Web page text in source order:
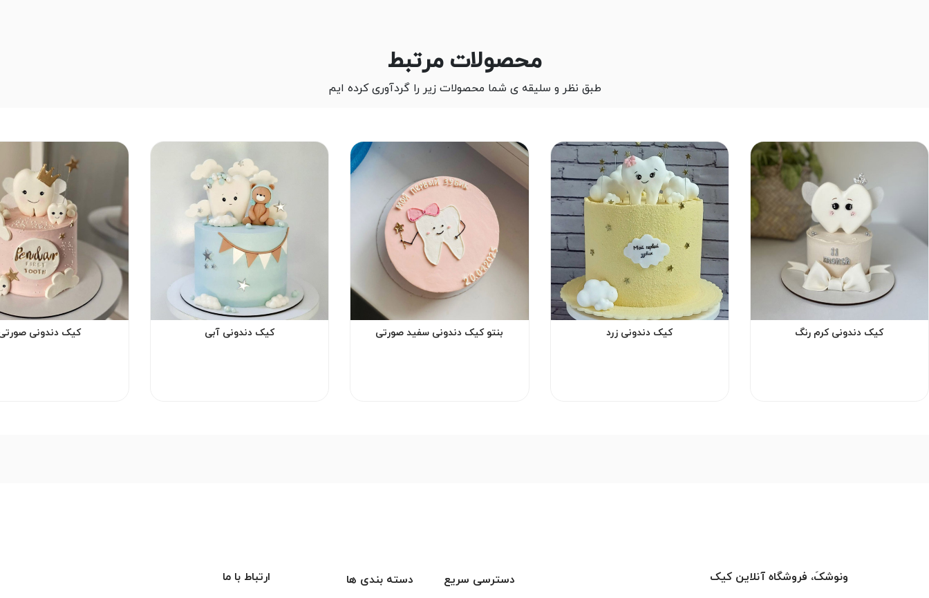
محصولات مرتبط
طبق نظر و سلیقه ی شما محصولات زیر را گردآوری کرده ایم
کیک دندونی کرم رنگ کیک دندونی زرد بنتو کیک دندونی سفید صورتی کیک دندونی آبی کیک دندونی
ونوشکَ، فروشگاه آنلاین کیک دسترسی سریع دسته بندی ها ارتباط با ما